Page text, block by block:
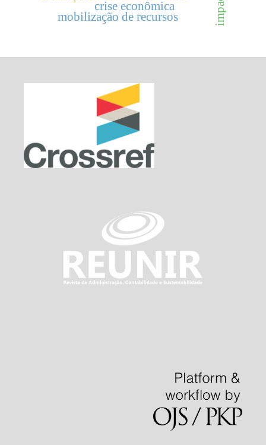
crise econômica
mobilização de recursos